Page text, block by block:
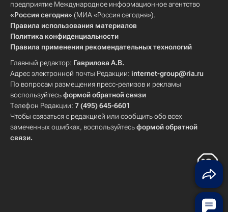
предприятие Международное информационное агентство
«Россия сегодня» (МИА «Россия сегодня»).
Правила использования материалов
Политика конфиденциальности
Правила применения рекомендательных технологий
Главный редактор: Гаврилова А.В.
Адрес электронной почты Редакции: internet-group@ria.ru
По вопросам размещения пресс-релизов и рекламы
воспользуйтесьформой обратной связи
Телефон Редакции: 7 (495) 645-6601
Чтобы связаться с редакцией или сообщить обо всех
замеченных ошибках, воспользуйтесьформой обратной
связи.